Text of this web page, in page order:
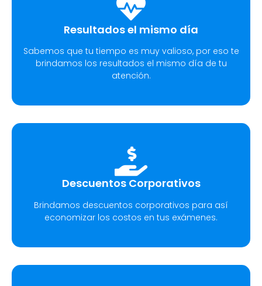
Resultados el mismo día
Sabemos que tu tiempo es muy valioso, por eso te
brindamos los resultados el mismo día de tu
atención.
Descuentos Corporativos
Brindamos descuentos corporativos para así
economizar los costos en tus exámenes.